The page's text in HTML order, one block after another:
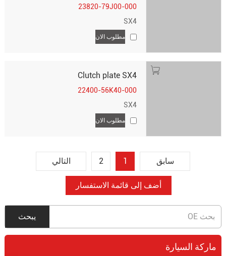
23820-79J00-000
SX4
مطلوب الان
Clutch plate SX4
22400-56K40-000
SX4
مطلوب الان
سابق 1
2 التالي
ماركة السيارة